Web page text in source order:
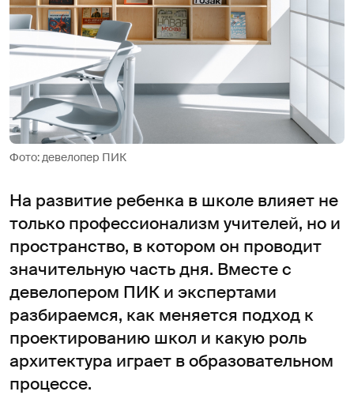
Фото: девелопер ПИК
На развитие ребенка в школе влияет не
только профессионализм учителей, но и
пространство, в котором он проводит
значительную часть дня. Вместе с
девелопером ПИК и экспертами
разбираемся, как меняется подход к
проектированию школ и какую роль
архитектура играет в образовательном
процессе.